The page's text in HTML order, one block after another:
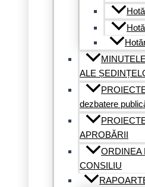
ALE
dezbatere
APROBĂRII
ORDINEA
CONSILIU